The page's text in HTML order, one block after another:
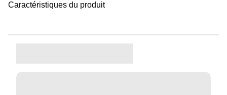
Caractéristiques du produit